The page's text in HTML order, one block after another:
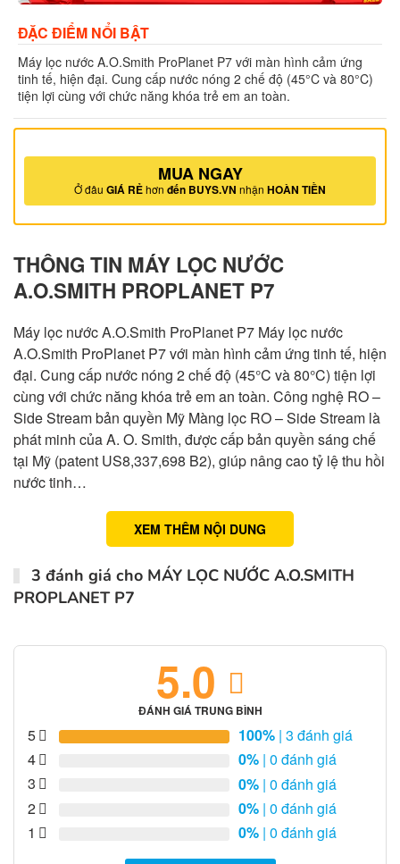
ĐẶC ĐIỂM NỔI BẬT
Máy lọc nước A.O.Smith ProPlanet P7 với màn hình cảm ứng
tinh tế, hiện đại. Cung cấp nước nóng 2 chế độ (45°C và 80°C)
tiện lợi cùng với chức năng khóa trẻ em an toàn.
MUA NGAY
Ở đâu GIÁ RẺhơn đến BUYS.VN nhận HOÀN TIỀN
THÔNG TIN MÁY LỌC NƯỚC
A.O.SMITH PROPLANET P7
Máy lọc nước A.O.Smith ProPlanet P7 Máy lọc nước
A.O.Smith ProPlanet P7 với màn hình cảm ứng tinh tế, hiện
đại. Cung cấp nước nóng 2 chế độ (45°C và 80°C) tiện lợi
cùng với chức năng khóa trẻ em an toàn. Công nghệ RO –
Side Stream bản quyền Mỹ Màng lọc RO – Side Stream là
phát minh của A. O. Smith, được cấp bản quyền sáng chế
tại Mỹ (patent US8,337,698 B2), giúp nâng cao tỷ lệ thu hồi
nước tinh…
XEM THÊM NỘI DUNG
3 đánh giá cho MÁY LỌC NƯỚC A.O.SMITH
PROPLANET P7
5.0
ĐÁNH GIÁ TRUNG BÌNH
5 100% | 3 đánh giá
4
0% | 0 đánh giá
3
0% | 0 đánh giá
2
0% | 0 đánh giá
1
0% | 0 đánh giá